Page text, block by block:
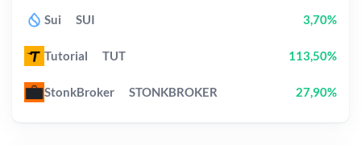
Sui SUI 3,70%
Tutorial TUT 113,50%
StonkBroker STONKBROKER 27,90%